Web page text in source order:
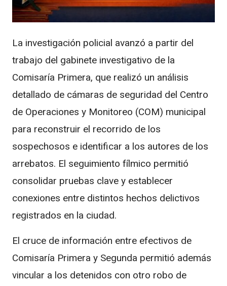
La investigación policial avanzó a partir del
trabajo del gabinete investigativo de la
Comisaría Primera, que realizó un análisis
detallado de cámaras de seguridad del Centro
de Operaciones y Monitoreo (COM) municipal
para reconstruir el recorrido de los
sospechosos e identificar a los autores de los
arrebatos. El seguimiento fílmico permitió
consolidar pruebas clave y establecer
conexiones entre distintos hechos delictivos
registrados en la ciudad.
El cruce de información entre efectivos de
Comisaría Primera y Segunda permitió además
vincular a los detenidos con otro robo de